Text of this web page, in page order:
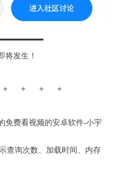
将发生！
✦ ✦ ✦
免费看视频的安卓软件-小宇
查询次数、加载时间、内存